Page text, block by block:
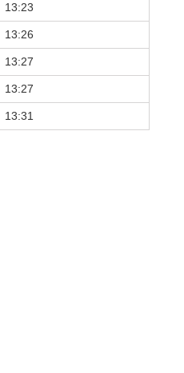
13:23
13:26
13:27
13:27
13:31